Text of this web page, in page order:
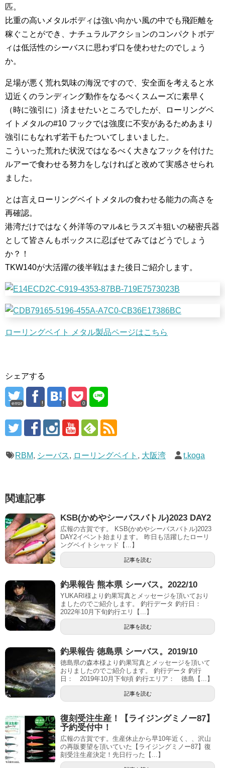
匹。
比重の高いメタルボディは強い向かい風の中でも飛距離を
稼ぐことができ、ナチュラルアクションのコンパクトボデ
ィは低活性のシーバスに思わず口を使わせたのでしょう
か。
足場が悪く荒れ気味の海況ですので、安全面を考えると水
辺近くのランディング動作をなるべくスムーズに素早く
（時に強引に）済ませたいところでしたが、ローリングベ
イトメタルの#10 フックでは強度に不安があるためあまり
強引にもなれず若干もたついてしまいました。
こういった荒れた状況ではなるべく大きなフックを付けた
ルアーで食わせる努力をしなければと改めて実感させられ
ました。
とは言えローリングベイトメタルの食わせる能力の高さを
再確認。
港湾だけではなく外洋等のマル&ヒラスズキ狙いの秘密兵器
として皆さんもボックスに忍ばせてみてはどうでしょう
か？！
TKW140が大活躍の後半戦はまた後日ご紹介します。
ローリングベイト メタル製品ページはこちら
シェアする
error 0
RBM, シーバス, ローリングベイト , 大阪湾 t.koga
関連記事
KSB(かめやシーバスバトル)2023 DAY2
広報の古賀です。 KSB(かめやシーバスバトル)2023
DAY2イベント始まります。 昨日も活躍したローリ
ングベイトシャッド【...】
記事を読む
釣果報告 熊本県 シーバス。2022/10
YUKARI様より釣果写真とメッセージを頂いており
ましたのでご紹介します。 釣行データ 釣行日：
2022年10月下旬釣行エリ【...】
記事を読む
釣果報告 徳島県 シーバス。2019/10
徳島県の森本様より釣果写真とメッセージを頂いて
おりましたのでご紹介します。 釣行データ 釣行
日： 2019年10月下旬頃 釣行エリア： 徳島【...】
記事を読む
復刻受注生産！【ライジングミノー87】
予約受付中！
広報の古賀です。生産休止から早10年近く、、沢山
の再販要望を頂いていた【ライジングミノー87】復
刻受注生産決定！先日行った【...】